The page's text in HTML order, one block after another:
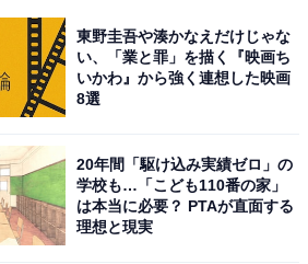
東野圭吾や湊かなえだけじゃな
い、「業と罪」を描く『映画ち
いかわ』から強く連想した映画
8選
20年間「駆け込み実績ゼロ」の
学校も…「こども110番の家」
は本当に必要？ PTAが直面する
理想と現実